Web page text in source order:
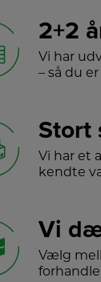
2+2
Vi har
– så du
Stort
Vi har et
kendte
Vi
Vælg